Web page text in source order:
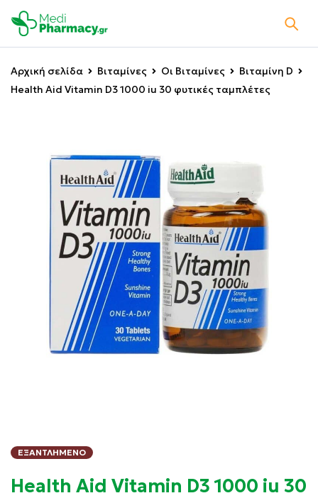
Αρχική σελίδα Βιταμίνες Οι Βιταμίνες
Βιταμίνη D
Health Aid Vitamin D3 1000 iu 30 φυτικές ταμπλέτες
ΕΞΑΝΤΛΗΜΈΝΟ
Health Aid Vitamin D3 1000 iu 30